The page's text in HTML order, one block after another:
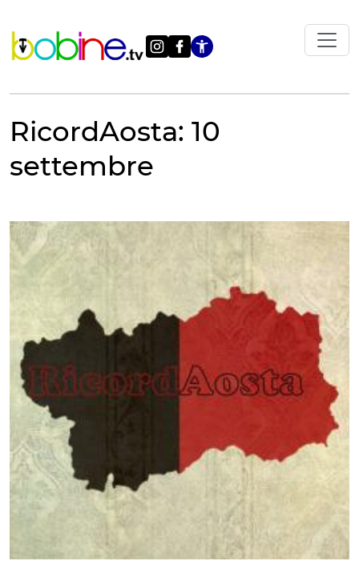
contenuto
Apri le
RicordAosta: 10
settembre